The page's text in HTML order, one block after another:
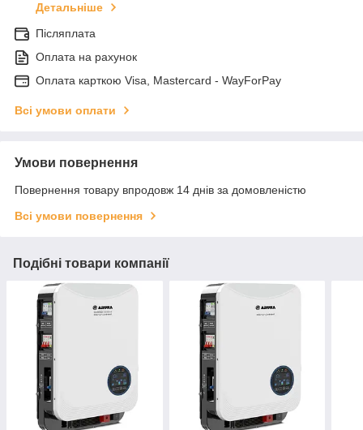
Детальніше
Післяплата
Оплата на рахунок
Оплата карткою Visa, Mastercard - WayForPay
Всі умови оплати
Умови повернення
Повернення товару впродовж 14 днів за домовленістю
Всі умови повернення
Подібні товари компанії